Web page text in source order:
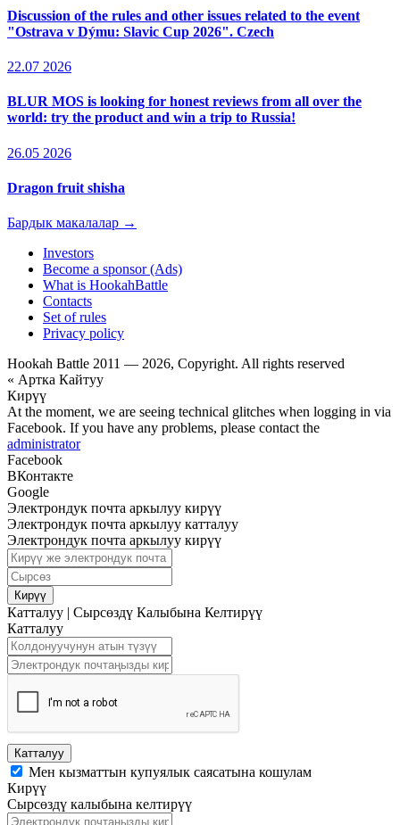
Discussion of the rules and other issues related to the event
"Ostrava v Dýmu: Slavic Cup 2026". Czech
22.07 2026
BLUR MOS is looking for honest reviews from all over the
world: try the product and win a trip to Russia!
26.05 2026
Dragon fruit shisha
Бардык макалалар →
Investors
Become a sponsor (Ads)
What is HookahBattle
Contacts
Set of rules
Privacy policy
Hookah Battle 2011 — 2026, Copyright. All rights reserved
« Артка Кайтуу
Кирүү
At the moment, we are seeing technical glitches when logging in via
Facebook. If you have any problems, please contact the
administrator
Facebook
ВКонтакте
Google
Электрондук почта аркылуу кирүү
Электрондук почта аркылуу катталуу
Электрондук почта аркылуу кирүү
Кирүү
Катталуу | Сырсөздү Калыбына Келтирүү
Катталуу
Катталуу
Мен кызматтын купуялык саясатына кошулам
Кирүү
Сырсөздү калыбына келтирүү